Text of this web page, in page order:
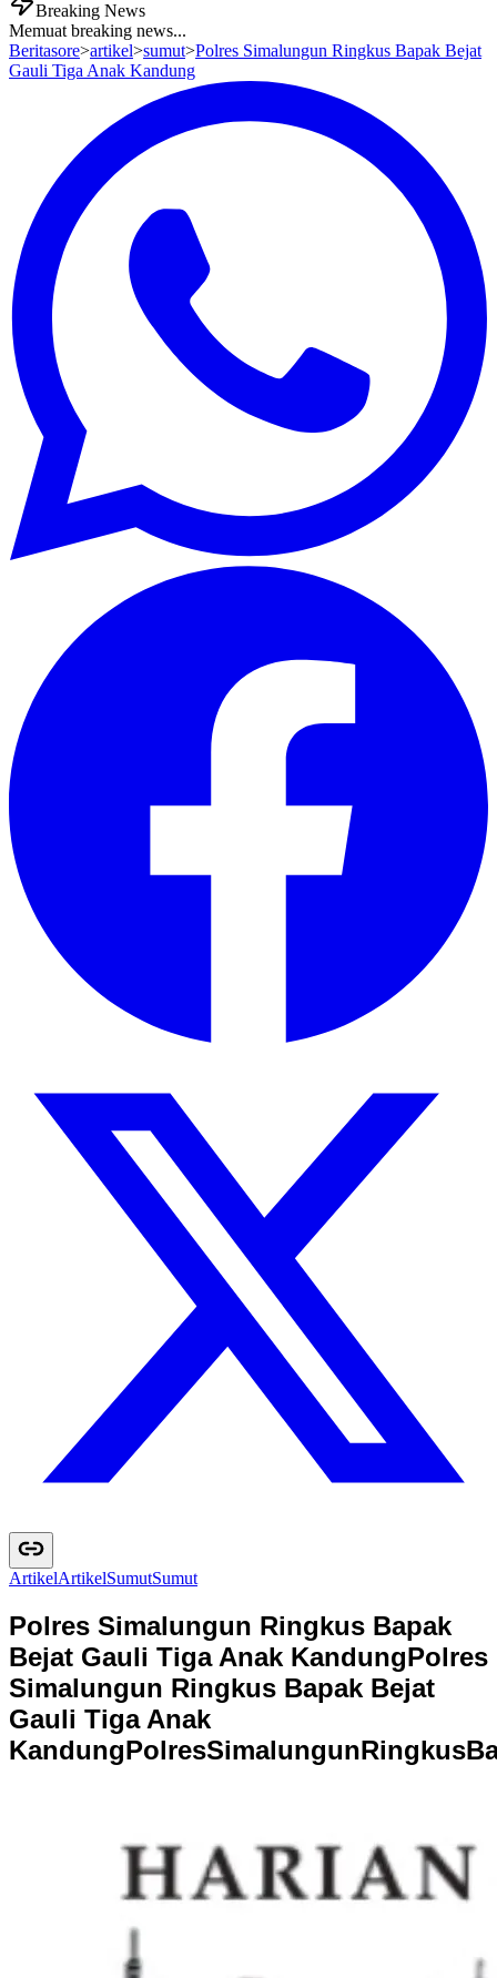
Breaking News
Memuat breaking news...
Beritasore>artikel>sumut>Polres Simalungun Ringkus Bapak Bejat
Gauli Tiga Anak Kandung
ArtikelArtikelSumutSumut
Polres Simalungun Ringkus Bapak
Bejat Gauli Tiga Anak KandungPolres
Simalungun Ringkus Bapak Bejat
Gauli Tiga Anak
KandungPolresSimalungunRingkusB